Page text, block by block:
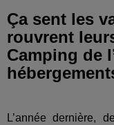
Ça sent les
rouvrent
Camping de
L’année dernière,